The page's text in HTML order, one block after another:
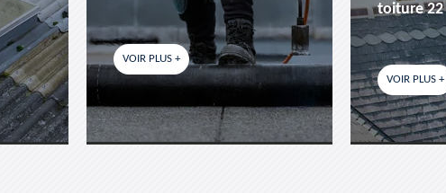
VOIR PLUS +
toiture 22
VOIR PLUS +